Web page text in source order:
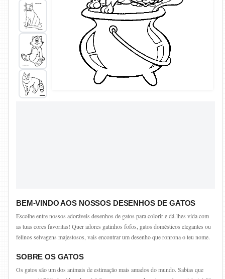
BEM-VINDO AOS NOSSOS DESENHOS DE GATOS
Escolhe entre nossos adoráveis desenhos de gatos para colorir e dá-lhes vida com
as tuas cores favoritas! Quer adores gatinhos fofos, gatos domésticos elegantes ou
felinos selvagens majestosos, vais encontrar um desenho que ronrona o teu nome.
SOBRE OS GATOS
Os gatos são um dos animais de estimação mais amados do mundo. Sabias que